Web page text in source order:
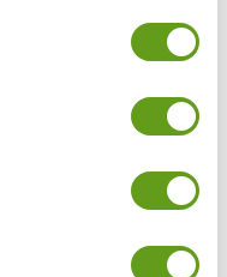
westkust per campervan.